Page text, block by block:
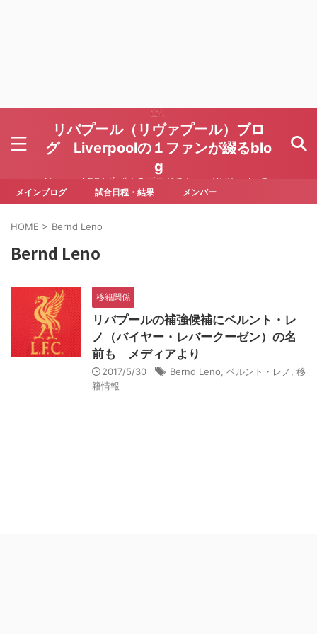
リバプール（リヴァプール）ブロ
グ Liverpoolの１ファンが綴るblo
g
Liverpool FCを応援するブログです Written by To
ru Yoda
メインブログ 試合日程・結果 メンバー
HOME > Bernd Leno
Bernd Leno
移籍関係
リバプールの補強候補にベルント・レ
ノ（バイヤー・レバークーゼン）の名
前も メディアより
2017/5/30 Bernd Leno ベルント・レノ
移
籍情報